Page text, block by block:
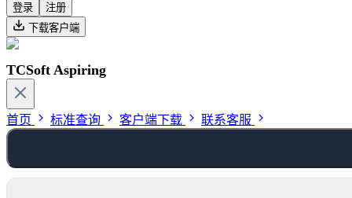
登录
注册
下载客户端
TCSoft Aspiring
首页 标准查询 客户端下载 联系客服